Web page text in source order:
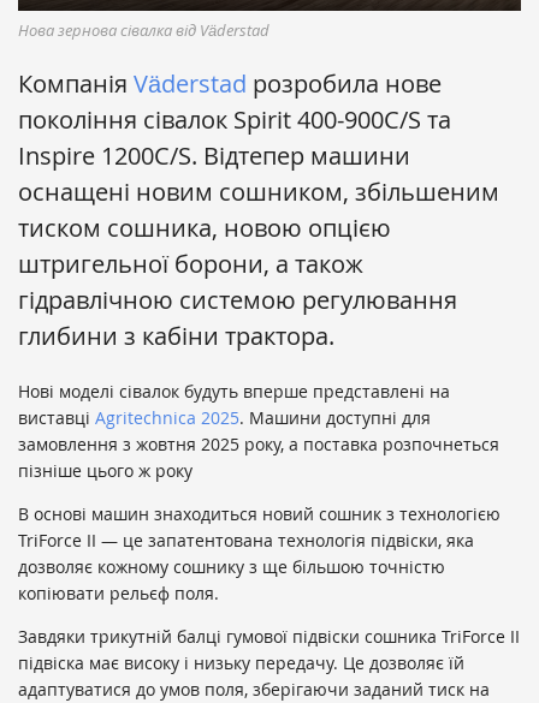
Нова зернова сівалка від Väderstad
Компанія Väderstad розробила нове
покоління сівалок Spirit 400-900C/S та
Inspire 1200C/S. Відтепер машини
оснащені новим сошником, збільшеним
тиском сошника, новою опцією
штригельної борони, а також
гідравлічною системою регулювання
глибини з кабіни трактора.
Нові моделі сівалок будуть вперше представлені на
виставці Agritechnica 2025. Машини доступні для
замовлення з жовтня 2025 року, а поставка розпочнеться
пізніше цього ж року
В основі машин знаходиться новий сошник з технологією
TriForce II — це запатентована технологія підвіски, яка
дозволяє кожному сошнику з ще більшою точністю
копіювати рельєф поля.
Завдяки трикутній балці гумової підвіски сошника TriForce II
підвіска має високу і низьку передачу. Це дозволяє їй
адаптуватися до умов поля, зберігаючи заданий тиск на